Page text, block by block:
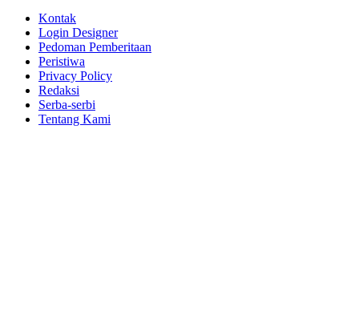
Kontak
Login Designer
Pedoman Pemberitaan
Peristiwa
Privacy Policy
Redaksi
Serba-serbi
Tentang Kami